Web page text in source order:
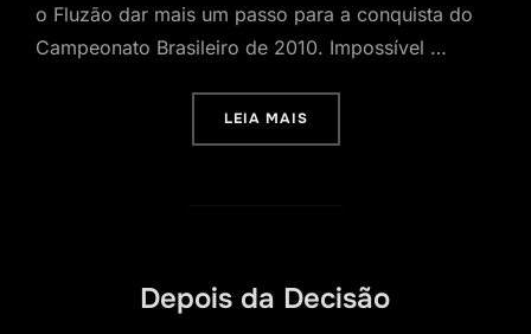
o Fluzão dar mais um passo para a conquista do
Campeonato Brasileiro de 2010. Impossível …
LEIA MAIS“FLUZÃO”
Depois da Decisão